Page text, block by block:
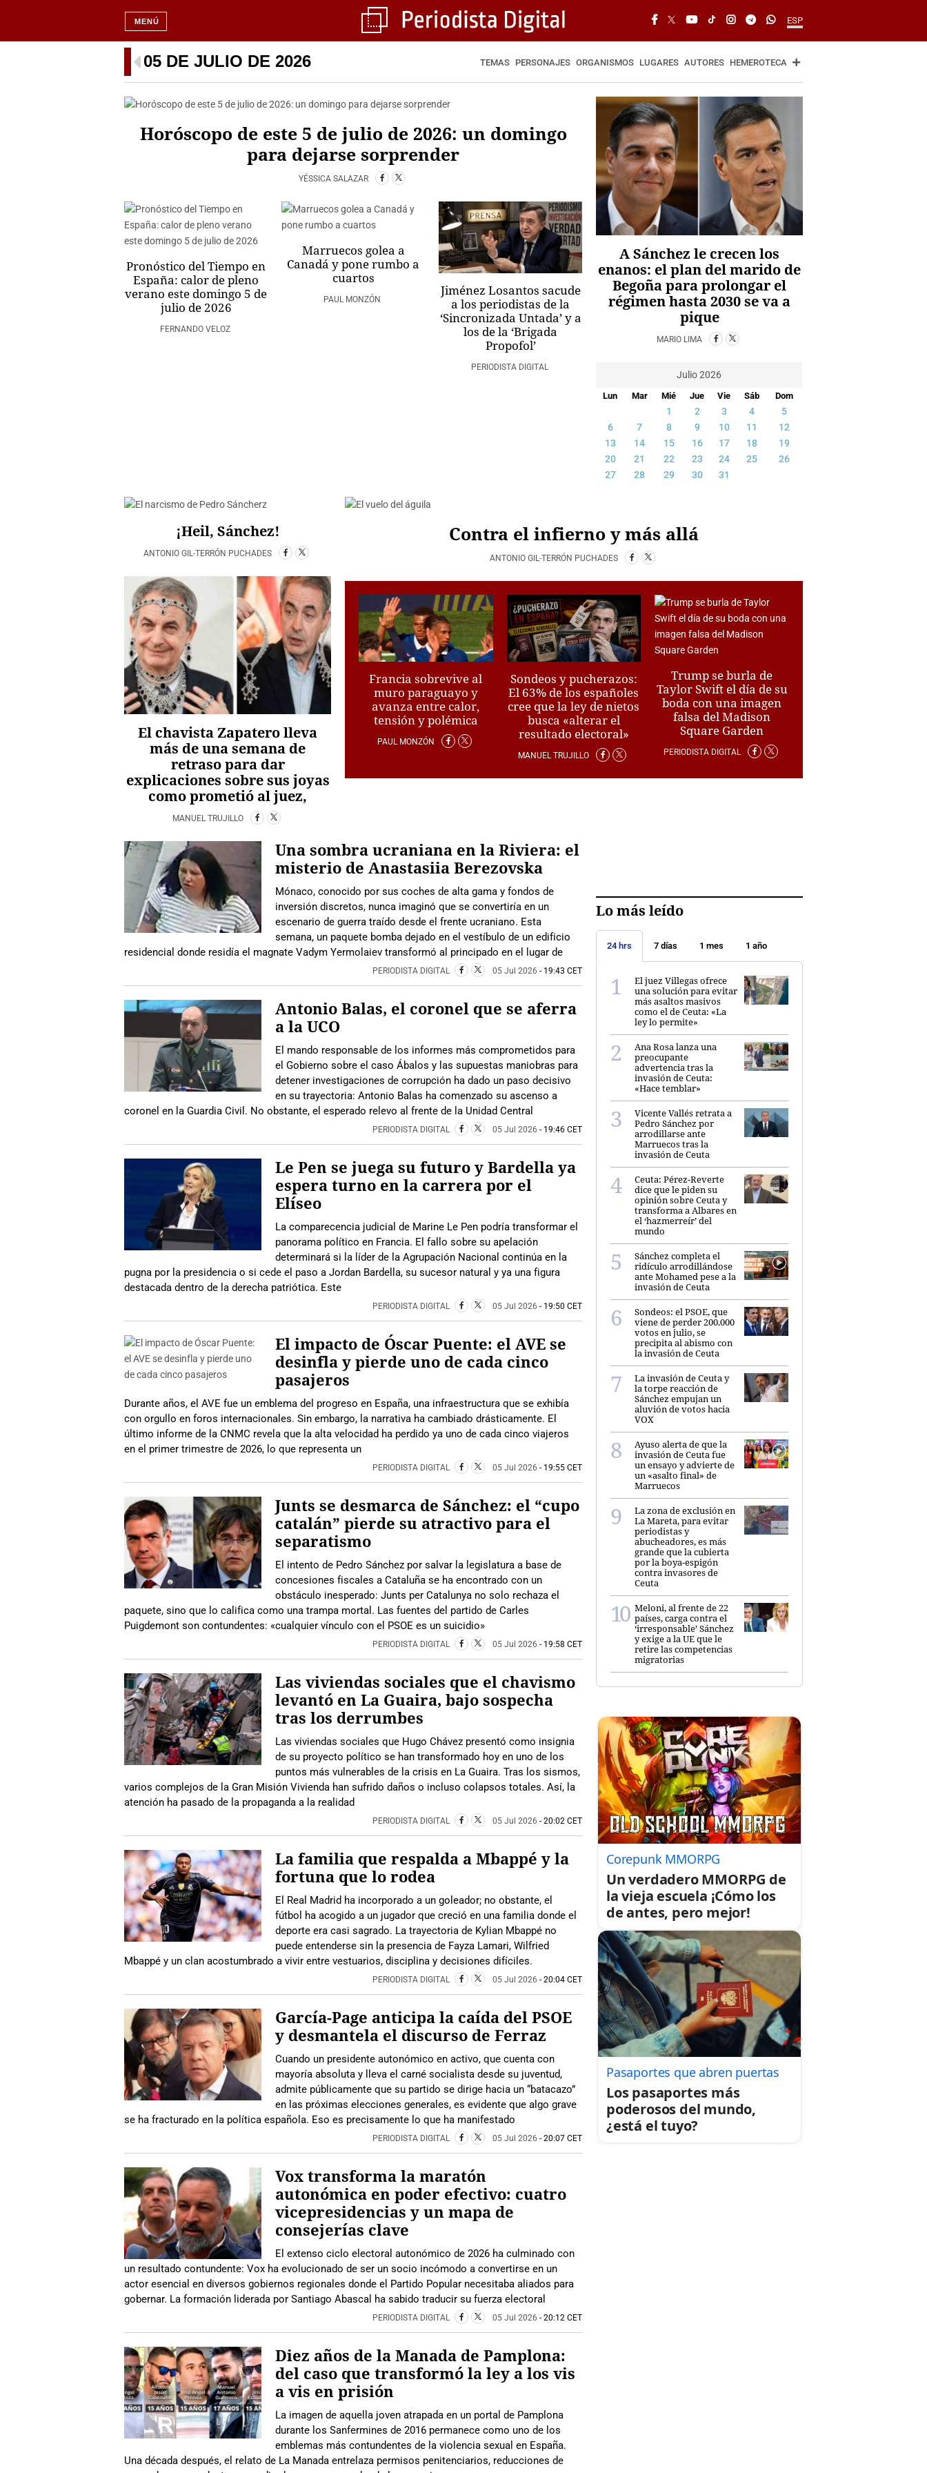
ESP
MENÚ
05 DE JULIO DE 2026 TEMAS PERSONAJES ORGANISMOS LUGARES AUTORES HEMEROTECA
Horóscopo de este 5 de julio de 2026: un domingo
para dejarse sorprender
YÉSSICA SALAZAR
Pronóstico del Tiempo en
España: calor de pleno
verano este domingo 5 de
julio de 2026
FERNANDO VELOZ
Marruecos golea a
Canadá y pone rumbo a
cuartos
PAUL MONZÓN
Jiménez Losantos sacude
a los periodistas de la
‘Sincronizada Untada’ y a
los de la ‘Brigada
Propofol’
PERIODISTA DIGITAL
A Sánchez le crecen los
enanos: el plan del marido de
Begoña para prolongar el
régimen hasta 2030 se va a
pique
MARIO LIMA
Julio 2026
Lun Mar Mié Jue Vie Sáb Dom
1 2 3 4
5
6
7 8 9 10 11
12
13
14 15 16 17 18
19
20
21 22 23 24 25
26
27
28 29 30 31
¡Heil, Sánchez!
ANTONIO GIL-TERRÓN PUCHADES
El chavista Zapatero lleva
más de una semana de
retraso para dar
explicaciones sobre sus joyas
como prometió al juez,
MANUEL TRUJILLO
Contra el infierno y más allá
ANTONIO GIL-TERRÓN PUCHADES
Francia sobrevive al
muro paraguayo y
avanza entre calor,
tensión y polémica
PAUL MONZÓN
Sondeos y pucherazos:
El 63% de los españoles
cree que la ley de nietos
busca «alterar el
resultado electoral»
MANUEL TRUJILLO
Trump se burla de
Taylor Swift el día de su
boda con una imagen
falsa del Madison
Square Garden
PERIODISTA DIGITAL
Una sombra ucraniana en la Riviera: el
misterio de Anastasiia Berezovska
Mónaco, conocido por sus coches de alta gama y fondos de
inversión discretos, nunca imaginó que se convertiría en un
escenario de guerra traído desde el frente ucraniano. Esta
semana, un paquete bomba dejado en el vestíbulo de un edificio
residencial donde residía el magnate Vadym Yermolaiev transformó al principado en el lugar de
PERIODISTA DIGITAL 05 Jul 2026 - 19:43 CET
Antonio Balas, el coronel que se aferra
a la UCO
El mando responsable de los informes más comprometidos para
el Gobierno sobre el caso Ábalos y las supuestas maniobras para
detener investigaciones de corrupción ha dado un paso decisivo
en su trayectoria: Antonio Balas ha comenzado su ascenso a
coronel en la Guardia Civil. No obstante, el esperado relevo al frente de la Unidad Central
PERIODISTA DIGITAL 05 Jul 2026 - 19:46 CET
Le Pen se juega su futuro y Bardella ya
espera turno en la carrera por el
Elíseo
La comparecencia judicial de Marine Le Pen podría transformar el
panorama político en Francia. El fallo sobre su apelación
determinará si la líder de la Agrupación Nacional continúa en la
pugna por la presidencia o si cede el paso a Jordan Bardella, su sucesor natural y ya una figura
destacada dentro de la derecha patriótica. Este
PERIODISTA DIGITAL 05 Jul 2026 - 19:50 CET
El impacto de Óscar Puente: el AVE se
desinfla y pierde uno de cada cinco
pasajeros
Durante años, el AVE fue un emblema del progreso en España, una infraestructura que se exhibía
con orgullo en foros internacionales. Sin embargo, la narrativa ha cambiado drásticamente. El
último informe de la CNMC revela que la alta velocidad ha perdido ya uno de cada cinco viajeros
en el primer trimestre de 2026, lo que representa un
PERIODISTA DIGITAL 05 Jul 2026 - 19:55 CET
Junts se desmarca de Sánchez: el “cupo
catalán” pierde su atractivo para el
separatismo
El intento de Pedro Sánchez por salvar la legislatura a base de
concesiones fiscales a Cataluña se ha encontrado con un
obstáculo inesperado: Junts per Catalunya no solo rechaza el
paquete, sino que lo califica como una trampa mortal. Las fuentes del partido de Carles
Puigdemont son contundentes: «cualquier vínculo con el PSOE es un suicidio»
PERIODISTA DIGITAL 05 Jul 2026 - 19:58 CET
Las viviendas sociales que el chavismo
levantó en La Guaira, bajo sospecha
tras los derrumbes
Las viviendas sociales que Hugo Chávez presentó como insignia
de su proyecto político se han transformado hoy en uno de los
puntos más vulnerables de la crisis en La Guaira. Tras los sismos,
varios complejos de la Gran Misión Vivienda han sufrido daños o incluso colapsos totales. Así, la
atención ha pasado de la propaganda a la realidad
PERIODISTA DIGITAL 05 Jul 2026 - 20:02 CET
La familia que respalda a Mbappé y la
fortuna que lo rodea
El Real Madrid ha incorporado a un goleador; no obstante, el
fútbol ha acogido a un jugador que creció en una familia donde el
deporte era casi sagrado. La trayectoria de Kylian Mbappé no
puede entenderse sin la presencia de Fayza Lamari, Wilfried
Mbappé y un clan acostumbrado a vivir entre vestuarios, disciplina y decisiones difíciles.
PERIODISTA DIGITAL 05 Jul 2026 - 20:04 CET
García-Page anticipa la caída del PSOE
y desmantela el discurso de Ferraz
Cuando un presidente autonómico en activo, que cuenta con
mayoría absoluta y lleva el carné socialista desde su juventud,
admite públicamente que su partido se dirige hacia un “batacazo”
en las próximas elecciones generales, es evidente que algo grave
se ha fracturado en la política española. Eso es precisamente lo que ha manifestado
PERIODISTA DIGITAL 05 Jul 2026 - 20:07 CET
Vox transforma la maratón
autonómica en poder efectivo: cuatro
vicepresidencias y un mapa de
consejerías clave
El extenso ciclo electoral autonómico de 2026 ha culminado con
un resultado contundente: Vox ha evolucionado de ser un socio incómodo a convertirse en un
actor esencial en diversos gobiernos regionales donde el Partido Popular necesitaba aliados para
gobernar. La formación liderada por Santiago Abascal ha sabido traducir su fuerza electoral
PERIODISTA DIGITAL 05 Jul 2026 - 20:12 CET
Diez años de la Manada de Pamplona:
del caso que transformó la ley a los vis
a vis en prisión
La imagen de aquella joven atrapada en un portal de Pamplona
durante los Sanfermines de 2016 permanece como uno de los
emblemas más contundentes de la violencia sexual en España.
Una década después, el relato de La Manada entrelaza permisos penitenciarios, reducciones de
Lo más leído
24 hrs 7 días 1 mes 1 año
El juez Villegas ofrece
una solución para evitar
más asaltos masivos
como el de Ceuta: «La
ley lo permite»
Ana Rosa lanza una
preocupante
advertencia tras la
invasión de Ceuta:
«Hace temblar»
Vicente Vallés retrata a
Pedro Sánchez por
arrodillarse ante
Marruecos tras la
invasión de Ceuta
Ceuta: Pérez-Reverte
dice que le piden su
opinión sobre Ceuta y
transforma a Albares en
el ‘hazmerreír’ del
mundo
Sánchez completa el
ridículo arrodillándose
ante Mohamed pese a la
invasión de Ceuta
Sondeos: el PSOE, que
viene de perder 200.000
votos en julio, se
precipita al abismo con
la invasión de Ceuta
La invasión de Ceuta y
la torpe reacción de
Sánchez empujan un
aluvión de votos hacia
VOX
Ayuso alerta de que la
invasión de Ceuta fue
un ensayo y advierte de
un «asalto final» de
Marruecos
La zona de exclusión en
La Mareta, para evitar
periodistas y
abucheadores, es más
grande que la cubierta
por la boya-espigón
contra invasores de
Ceuta
Meloni, al frente de 22
países, carga contra el
‘irresponsable’ Sánchez
y exige a la UE que le
retire las competencias
migratorias
Corepunk MMORPG
Un verdadero MMORPG de
la vieja escuela ¡Cómo los
de antes, pero mejor!
Pasaportes que abren puertas
Los pasaportes más
poderosos del mundo,
¿está el tuyo?